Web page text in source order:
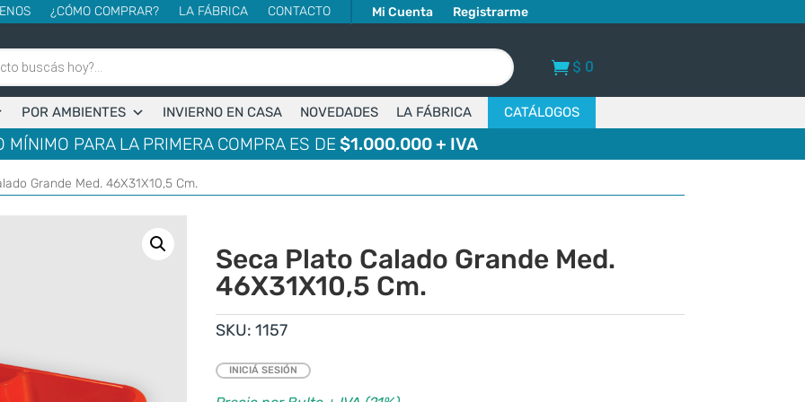
¿CÓMO COMPRAR? LA FÁBRICA CONTACTO Mi Cuenta Registrarme
$ 0
POR AMBIENTES INVIERNO EN CASA NOVEDADES LA FÁBRICA CATÁLOGOS
MÍNIMO PARA LA PRIMERA COMPRA ES DE$1.000.000 + IVA
Grande Med. 46X31X10,5 Cm.
Seca Plato Calado Grande Med.
46X31X10,5 Cm.
SKU:1157
INICIÁ SESIÓN